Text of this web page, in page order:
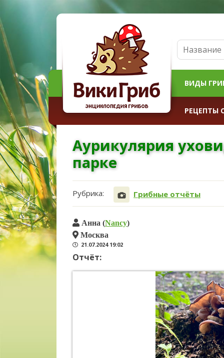
ВИДЫ
РЕЦЕПТЫ
Аурикулярия
парке
Рубрика: Грибные отчёты
Анна (Nancy)
Москва
21.07.2024 19:02
Отчёт: